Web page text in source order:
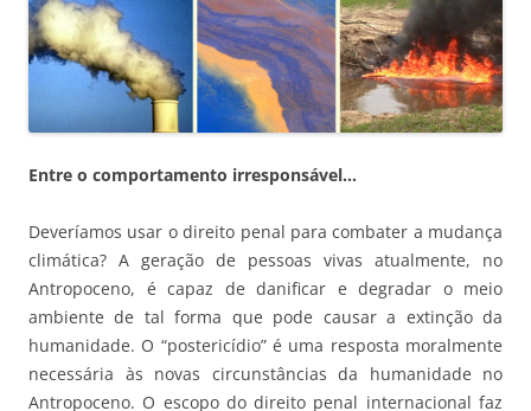
Entre o comportamento irresponsável…
Deveríamos usar o direito penal para combater a mudança
climática? A geração de pessoas vivas atualmente, no
Antropoceno, é capaz de danificar e degradar o meio
ambiente de tal forma que pode causar a extinção da
humanidade. O “postericídio” é uma resposta moralmente
necessária às novas circunstâncias da humanidade no
Antropoceno. O escopo do direito penal internacional faz